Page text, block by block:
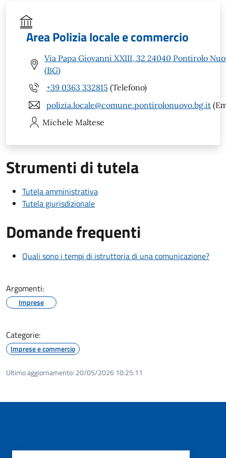
Area Polizia locale e commercio
Via Papa Giovanni XXIII, 32 24040 Pontirolo
(BG)
+39 0363 332815 (Telefono)
polizia.locale@comune.pontirolonuovo.bg.it
Michele Maltese
Strumenti di tutela
Tutela amministrativa
Tutela giurisdizionale
Domande frequenti
Quali sono i tempi di istruttoria di una comunicazione?
Argomenti:
Imprese
Categorie:
Imprese e commercio
Ultimo aggiornamento: 20/05/2026 10:25.11